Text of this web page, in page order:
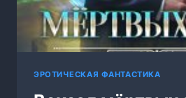
ЭРОТИЧЕСКАЯ ФАНТАСТИКА